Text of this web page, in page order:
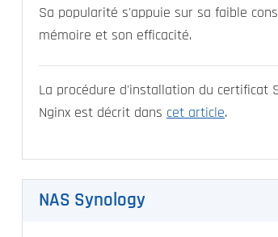
Sa popularité s'appuie sur sa faible
mémoire et son efficacité.
La procédure d'installation du certificat
Nginx est décrit dans cet article.
NAS Synology